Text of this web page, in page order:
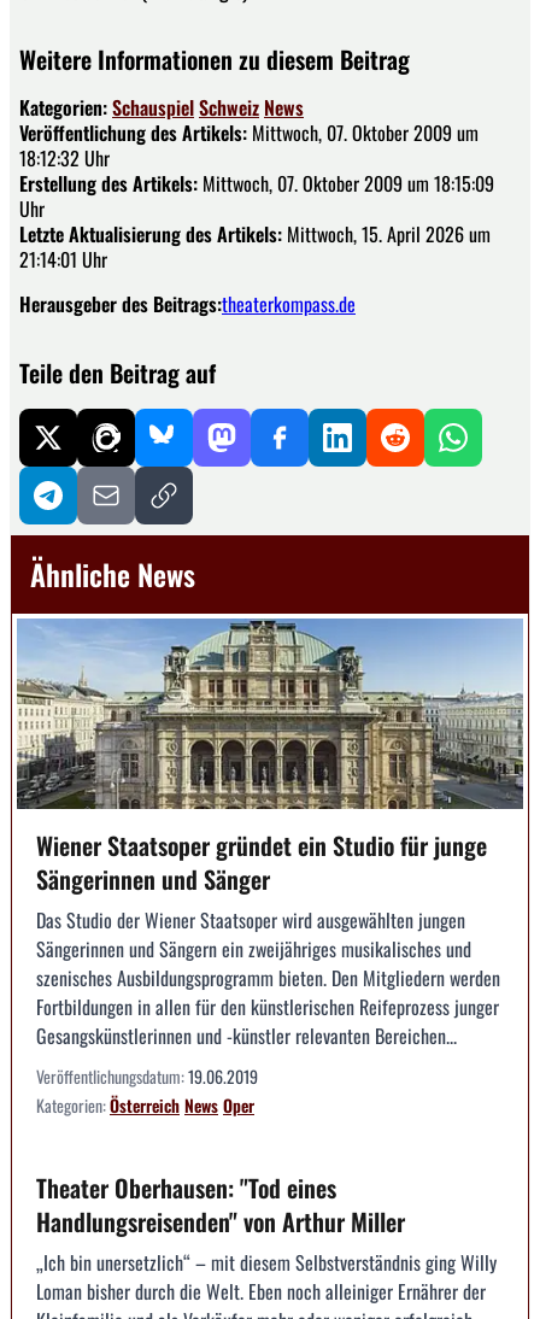
Weitere Informationen zu diesem Beitrag
Kategorien:SchauspielSchweiz News
Veröffentlichung des Artikels: Mittwoch, 07. Oktober 2009 um
18:12:32 Uhr
Erstellung des Artikels: Mittwoch, 07. Oktober 2009 um 18:15:09
Uhr
Letzte Aktualisierung des Artikels: Mittwoch, 15. April 2026 um
21:14:01 Uhr
Herausgeber des Beitrags:theaterkompass.de
Teile den Beitrag auf
Ähnliche News
Wiener Staatsoper gründet ein Studio für junge
Sängerinnen und Sänger
Das Studio der Wiener Staatsoper wird ausgewählten jungen
Sängerinnen und Sängern ein zweijähriges musikalisches und
szenisches Ausbildungsprogramm bieten. Den Mitgliedern werden
Fortbildungen in allen für den künstlerischen Reifeprozess junger
Gesangskünstlerinnen und -künstler relevanten Bereichen...
Veröffentlichungsdatum:19.06.2019
Kategorien:ÖsterreichNewsOper
Theater Oberhausen: "Tod eines
Handlungsreisenden" von Arthur Miller
„Ich bin unersetzlich“ – mit diesem Selbstverständnis ging Willy
Loman bisher durch die Welt. Eben noch alleiniger Ernährer der